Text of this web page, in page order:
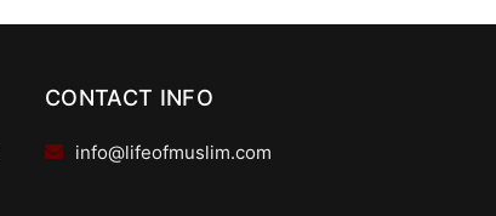
CONTACT INFO
info@lifeofmuslim.com